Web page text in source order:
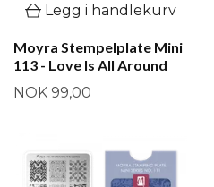
Legg i handlekurv
Moyra Stempelplate Mini
113 - Love Is All Around
NOK 99,00